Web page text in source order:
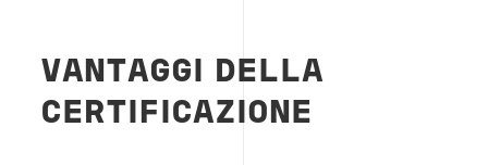
VANTAGGI DELLA
CERTIFICAZIONE